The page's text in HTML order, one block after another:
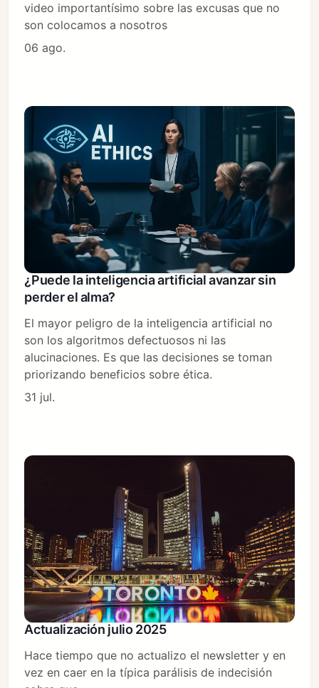
video importantísimo sobre las excusas que no
son colocamos a nosotros
06 ago.
¿Puede la inteligencia artificial avanzar sin
perder el alma?
El mayor peligro de la inteligencia artificial no
son los algoritmos defectuosos ni las
alucinaciones. Es que las decisiones se toman
priorizando beneficios sobre ética.
31 jul.
Actualización julio 2025
Hace tiempo que no actualizo el newsletter y en
vez en caer en la típica parálisis de indecisión